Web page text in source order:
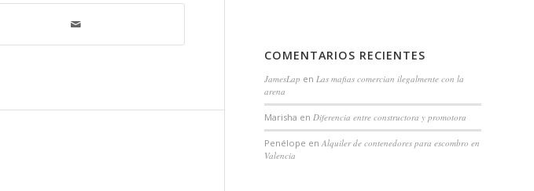
COMENTARIOS RECIENTES
JamesLap enLas mafias comercian ilegalmente con la
arena
Marisha enDiferencia entre constructora y promotora
Penélope enAlquiler de contenedores para escombro en
Valencia